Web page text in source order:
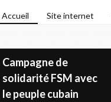
Accueil Site internet
Campagne de
solidarité FSM avec
le peuple cubain